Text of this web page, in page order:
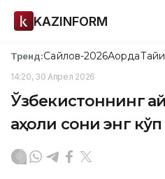
KAZINFORM
Тренд:Сайлов-2026Ақорда
14:20, 30 Апрел 2026
Ўзбекистоннинг
аҳоли сони энг кўп